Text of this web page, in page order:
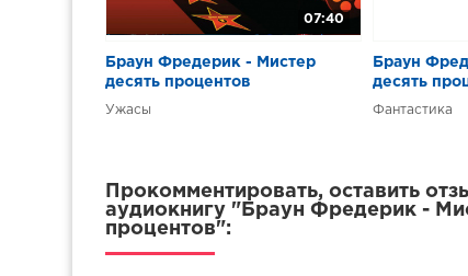
07:40
Браун Фредерик - Мистер
десять процентов
Ужасы
Браун
десять
Фантастика
Прокомментировать, оставить
аудиокнигу "Браун Фредерик -
процентов":